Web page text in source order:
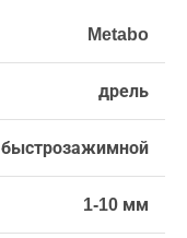
Metabo
дрель
быстрозажимной
1-10 мм